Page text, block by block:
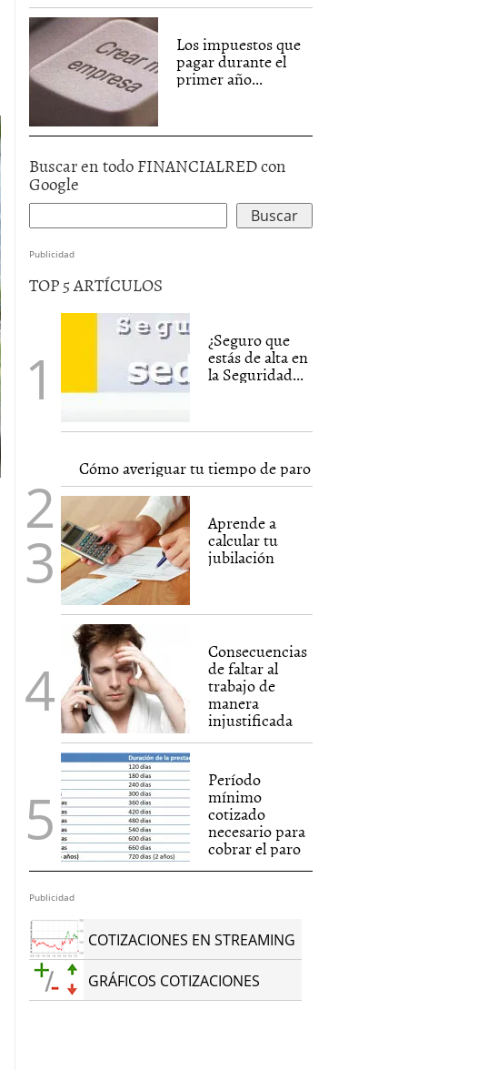
Los impuestos que
pagar durante el
primer año...
Buscar en todo FINANCIALRED con
Google
Publicidad
TOP 5 ARTÍCULOS
¿Seguro que
estás de alta en
la Seguridad...
Cómo averiguar tu tiempo de paro
Aprende a
calcular tu
jubilación
Consecuencias
de faltar al
trabajo de
manera
injustificada
Período
mínimo
cotizado
necesario para
cobrar el paro
Publicidad
COTIZACIONES EN STREAMING
GRÁFICOS COTIZACIONES